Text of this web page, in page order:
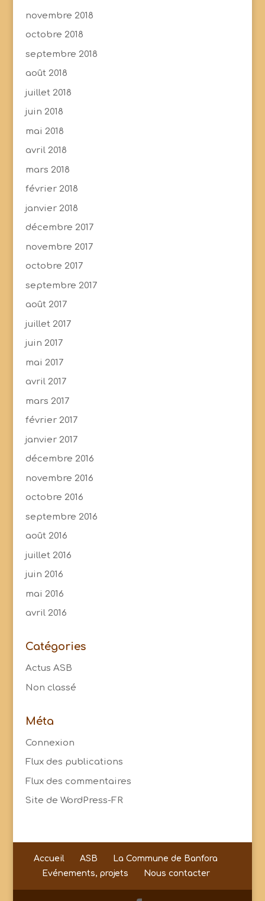
novembre 2018
octobre 2018
septembre 2018
août 2018
juillet 2018
juin 2018
mai 2018
avril 2018
mars 2018
février 2018
janvier 2018
décembre 2017
novembre 2017
octobre 2017
septembre 2017
août 2017
juillet 2017
juin 2017
mai 2017
avril 2017
mars 2017
février 2017
janvier 2017
décembre 2016
novembre 2016
octobre 2016
septembre 2016
août 2016
juillet 2016
juin 2016
mai 2016
avril 2016
Catégories
Actus ASB
Non classé
Méta
Connexion
Flux des publications
Flux des commentaires
Site de WordPress-FR
Accueil ASB
La Commune de Banfora
Evénements, projets
Nous contacter